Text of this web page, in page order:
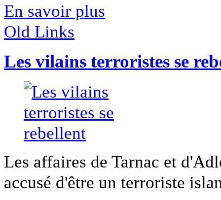
En savoir plus
Old Links
Les vilains terroristes se
Les affaires de Tarnac et
accusé d'être un terroriste